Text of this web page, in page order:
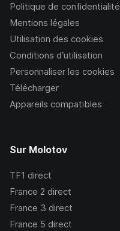
Politique de confidentialité
Mentions légales
Utilisation des cookies
Conditions d’utilisation
Personnaliser les cookies
Télécharger
Appareils compatibles
Sur Molotov
TF1 direct
France 2 direct
France 3 direct
France 5 direct